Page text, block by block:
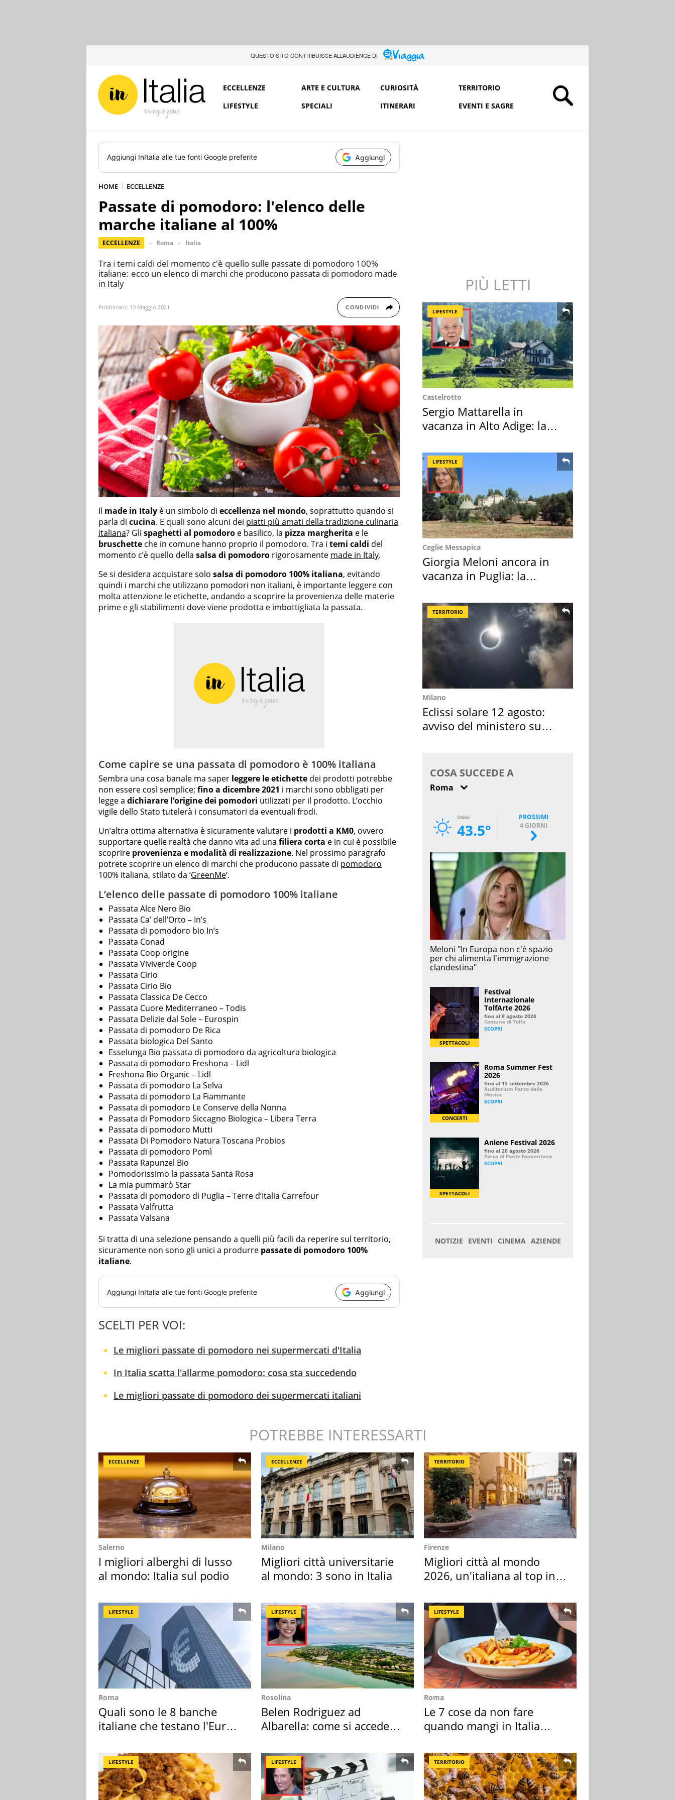
QUESTO SITO CONTRIBUISCE ALL’AUDIENCE DI
ECCELLENZE ARTE E CULTURA CURIOSITÀ
TERRITORIO
LIFESTYLE
SPECIALI ITINERARI EVENTI E SAGRE
Aggiungi InItalia alle tue fonti Google preferite Aggiungi
HOME ECCELLENZE
Passate di pomodoro: l'elenco delle
marche italiane al 100%
ECCELLENZE Roma Italia
Tra i temi caldi del momento c'è quello sulle passate di pomodoro 100%
italiane: ecco un elenco di marchi che producono passata di pomodoro made
in Italy
Pubblicato: 13 Maggio 2021 CONDIVIDI
Il made in Italy è un simbolo di eccellenza nel mondo, soprattutto quando si
parla di cucina. E quali sono alcuni dei piatti più amati della tradizione culinaria
italiana? Gli spaghetti al pomodoro e basilico, la pizza margherita e le
bruschette che in comune hanno proprio il pomodoro. Tra i temi caldi del
momento c’è quello della salsa di pomodoro rigorosamente made in Italy.
Se si desidera acquistare solo salsa di pomodoro 100% italiana, evitando
quindi i marchi che utilizzano pomodori non italiani, è importante leggere con
molta attenzione le etichette, andando a scoprire la provenienza delle materie
prime e gli stabilimenti dove viene prodotta e imbottigliata la passata.
Come capire se una passata di pomodoro è 100% italiana
Sembra una cosa banale ma saper leggere le etichette dei prodotti potrebbe
non essere così semplice; fino a dicembre 2021 i marchi sono obbligati per
legge a dichiarare l’origine dei pomodori utilizzati per il prodotto. L’occhio
vigile dello Stato tutelerà i consumatori da eventuali frodi.
Un’altra ottima alternativa è sicuramente valutare i prodotti a KM0, ovvero
supportare quelle realtà che danno vita ad una filiera corta e in cui è possibile
scoprire provenienza e modalità di realizzazione. Nel prossimo paragrafo
potrete scoprire un elenco di marchi che producono passate di pomodoro
100% italiana, stilato da ‘GreenMe‘.
L’elenco delle passate di pomodoro 100% italiane
Passata Alce Nero Bio
Passata Ca’ dell’Orto – In’s
Passata di pomodoro bio In’s
Passata Conad
Passata Coop origine
Passata Viviverde Coop
Passata Cirio
Passata Cirio Bio
Passata Classica De Cecco
Passata Cuore Mediterraneo – Todis
Passata Delizie dal Sole – Eurospin
Passata di pomodoro De Rica
Passata biologica Del Santo
Esselunga Bio passata di pomodoro da agricoltura biologica
Passata di pomodoro Freshona – Lidl
Freshona Bio Organic – Lidl
Passata di pomodoro La Selva
Passata di pomodoro La Fiammante
Passata di pomodoro Le Conserve della Nonna
Passata di Pomodoro Siccagno Biologica – Libera Terra
Passata di pomodoro Mutti
Passata Di Pomodoro Natura Toscana Probios
Passata di pomodoro Pomì
Passata Rapunzel Bio
Pomodorissimo la passata Santa Rosa
La mia pummarò Star
Passata di pomodoro di Puglia – Terre d’Italia Carrefour
Passata Valfrutta
Passata Valsana
Si tratta di una selezione pensando a quelli più facili da reperire sul territorio,
sicuramente non sono gli unici a produrre passate di pomodoro 100%
italiane.
Aggiungi InItalia alle tue fonti Google preferite Aggiungi
SCELTI PER VOI:
Le migliori passate di pomodoro nei supermercati d'Italia
In Italia scatta l'allarme pomodoro: cosa sta succedendo
Le migliori passate di pomodoro dei supermercati italiani
PIÙ LETTI
LIFESTYLE
Castelrotto
Sergio Mattarella in
vacanza in Alto Adige: la
LIFESTYLE
Ceglie Messapica
Giorgia Meloni ancora in
vacanza in Puglia: la
TERRITORIO
Milano
Eclissi solare 12 agosto:
avviso del ministero su
POTREBBE INTERESSARTI
ECCELLENZE
Salerno
I migliori alberghi di lusso
al mondo: Italia sul podio
ECCELLENZE
Milano
Migliori città universitarie
al mondo: 3 sono in Italia
TERRITORIO
Firenze
Migliori città al mondo
2026, un'italiana al top in
LIFESTYLE
Roma
Quali sono le 8 banche
italiane che testano l'Euro
LIFESTYLE
Rosolina
Belen Rodriguez ad
Albarella: come si accede
LIFESTYLE
Roma
Le 7 cose da non fare
quando mangi in Italia
LIFESTYLE LIFESTYLE TERRITORIO